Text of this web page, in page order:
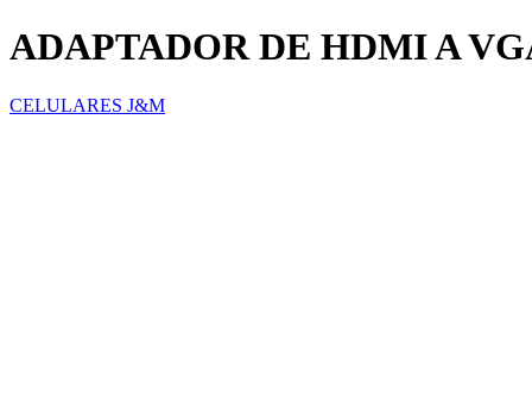
ADAPTADOR DE HDMI A
CELULARES J&M